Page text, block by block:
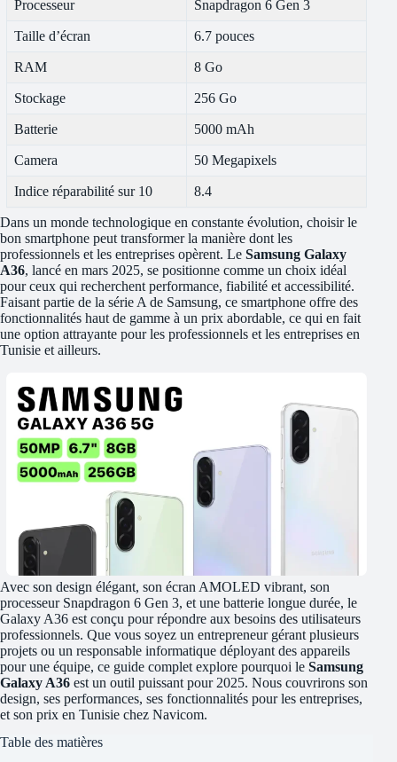
Processeur Snapdragon 6 Gen 3
Taille d’écran 6.7 pouces
RAM 8 Go
Stockage 256 Go
Batterie 5000 mAh
Camera 50 Megapixels
Indice réparabilité sur 10 8.4
Dans un monde technologique en constante évolution, choisir le
bon smartphone peut transformer la manière dont les
professionnels et les entreprises opèrent. Le Samsung Galaxy
A36, lancé en mars 2025, se positionne comme un choix idéal
pour ceux qui recherchent performance, fiabilité et accessibilité.
Faisant partie de la série A de Samsung, ce smartphone offre des
fonctionnalités haut de gamme à un prix abordable, ce qui en fait
une option attrayante pour les professionnels et les entreprises en
Tunisie et ailleurs.
Avec son design élégant, son écran AMOLED vibrant, son
processeur Snapdragon 6 Gen 3, et une batterie longue durée, le
Galaxy A36 est conçu pour répondre aux besoins des utilisateurs
professionnels. Que vous soyez un entrepreneur gérant plusieurs
projets ou un responsable informatique déployant des appareils
pour une équipe, ce guide complet explore pourquoi le Samsung
Galaxy A36 est un outil puissant pour 2025. Nous couvrirons son
design, ses performances, ses fonctionnalités pour les entreprises,
et son prix en Tunisie chez Navicom.
Table des matières